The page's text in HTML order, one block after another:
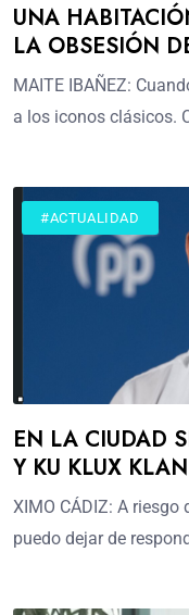
UNA
LA OBSESIÓN
MAITE IBAÑEZ:
a los iconos clásicos.
#ACTUALIDAD
EN LA CIUDAD
Y KU KLUX KLAN
XIMO CÁDIZ: A riesgo
puedo dejar de